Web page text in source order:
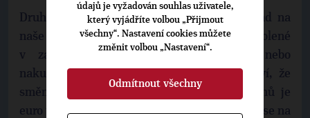
Druhý argument je samozřejmě přímý dopad na
naše občany. Každý, kdo někdy platil na dovolené
v zahraničí, posílal peníze do ciziny nebo
nakupoval on-line z evropských e-shopů, ví, že
směna měn není zadarmo. Pro mnoho Čechů je
euro už dneska realita, řada cen v ekonomice se na
údajů je vyžadován souhlas uživatele,
který vyjádříte volbou „Přijmout
všechny“. Nastavení cookies můžete
změnit volbou „Nastavení“.
Odmítnout všechny